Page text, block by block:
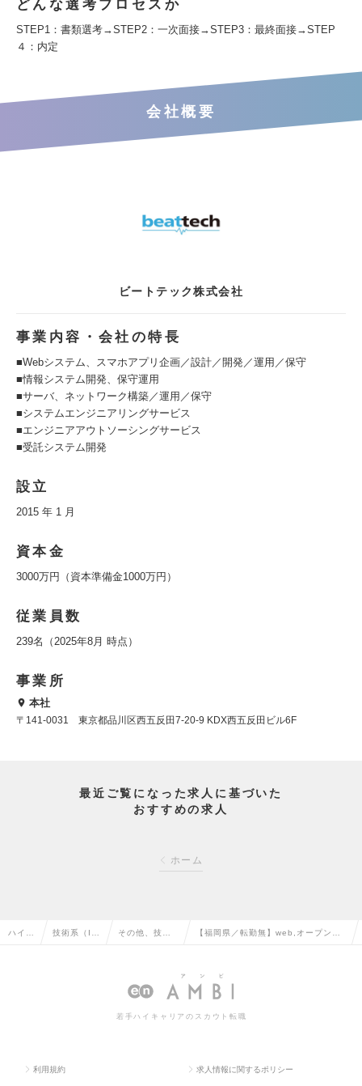
どんな選考プロセスか
STEP1：書類選考→STEP2：一次面接→STEP3：最終面接→STEP
４：内定
会社概要
ビートテック株式会社
事業内容・会社の特長
■Webシステム、スマホアプリ企画／設計／開発／運用／保守
■情報システム開発、保守運用
■サーバ、ネットワーク構築／運用／保守
■システムエンジニアリングサービス
■エンジニアアウトソーシングサービス
■受託システム開発
設立
2015 年 1 月
資本金
3000万円（資本準備金1000万円）
従業員数
239名（2025年8月 時点）
事業所
本社
〒141-0031 東京都品川区西五反田7-20-9 KDX西五反田ビル6F
最近ご覧になった求人に基づいた
おすすめの求人
ホーム
ハイク 技術系（I その他、技術
b・通信系）の
【福岡県／転勤無】web,オープン
スト／平均残業 月間15時間）の求人
若手ハイキャリアのスカウト転職
利用規約 求人情報に関するポリシー